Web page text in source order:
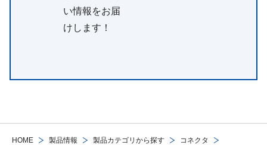
HOME 製品情報 製品カテゴリから探す
コネクタ
い情報をお届
けします！